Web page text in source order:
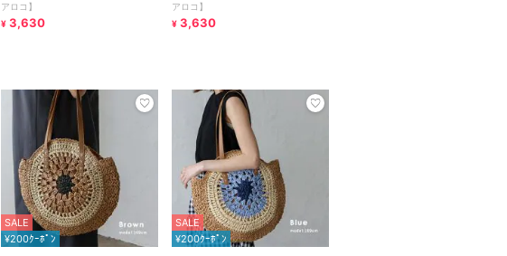
アロコ】
¥ 3,630
アロコ】
¥ 3,630
SALE
¥200ｸｰﾎﾟﾝ
SALE
¥200ｸｰﾎﾟﾝ